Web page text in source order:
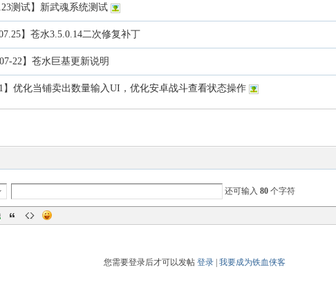
测试】新武魂系统测试
】苍水3.5.0.14二次修复补丁
07-22】苍水巨基更新说明
】优化当铺卖出数量输入UI，优化安卓战斗查看状态操作
还可输入 80 个字符
您需要登录后才可以发帖 登录| 我要成为铁血侠客